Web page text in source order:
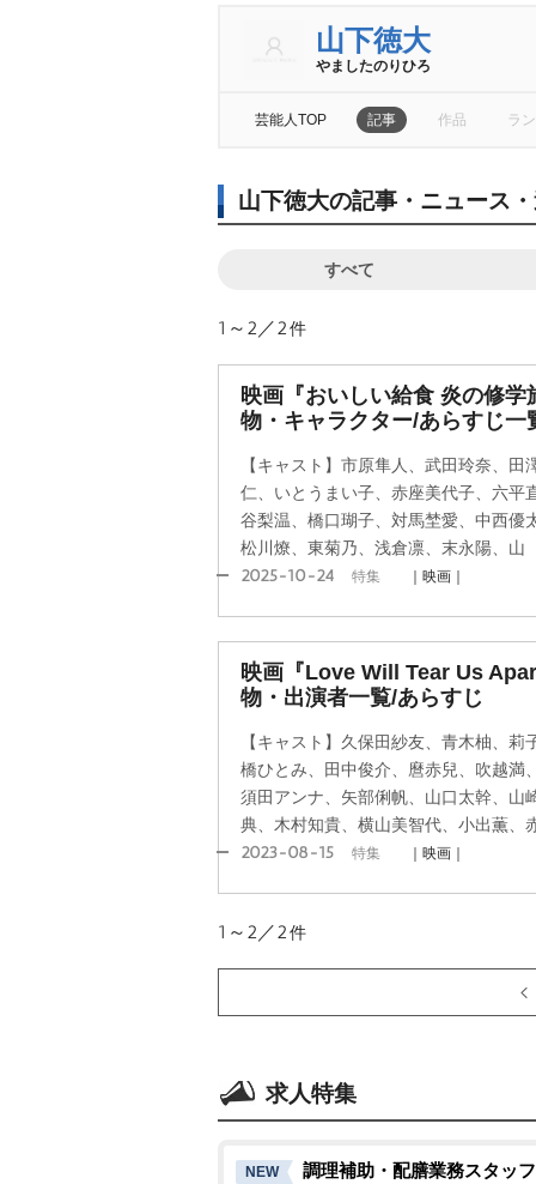
山下徳大
ましたのりひろ
芸能人TOP 記事 作品 ラ
山下徳大の記事・ニュース
すべて
1～2／2件
映画『おいしい給食 炎の修
物・キャラクター/あらすじ一
【キャスト】市原隼人、武田玲奈、
仁、いとうまい子、赤座美代子、六平
谷梨温、橋口瑚子、対馬埜愛、中西優
松川燎、東菊乃、浅倉凛、末永陽、山
2025-10-24 特集 ｜映画｜
映画『Love Will Tear Us
物・出演者一覧/あらすじ
【キャスト】久保田紗友、青木柚、
橋ひとみ、田中俊介、麿赤兒、吹越満
須田アンナ、矢部俐帆、山口太幹、山
典、木村知貴、横山美智代、小出薫、
2023-08-15 特集 ｜映画｜
1～2／2件
求人特集
NEW
調理補助・配膳業務スタッ